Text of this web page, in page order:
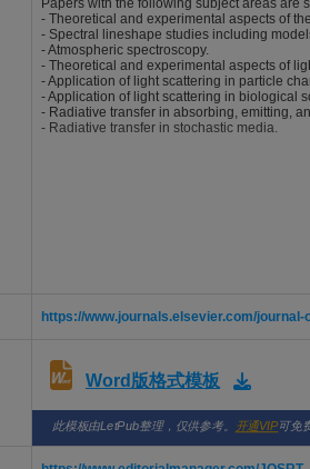
Papers with the following subject areas are
- Theoretical and experimental aspects of
- Spectral lineshape studies including
- Atmospheric spectroscopy.
- Theoretical and experimental aspects of
- Application of light scattering in particle
- Application of light scattering in biological
- Radiative transfer in absorbing, emitting,
- Radiative transfer in stochastic media.
https://www.journals.elsevier.com/
Word版格式模板
此模板由LetPub整理，仅供参考。 开通VIP可免